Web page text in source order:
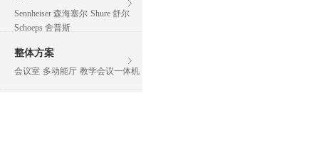
Sennheiser 森海塞尔 Shure 舒尔
Schoeps 舍普斯
整体方案
会议室 多动能厅 教学会议一体机